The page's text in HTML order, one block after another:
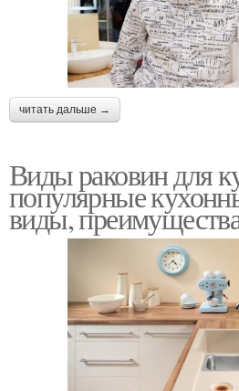
читать дальше →
Виды раковин для
популярные
виды,